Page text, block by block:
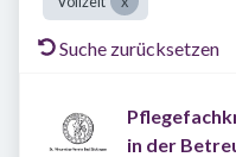
Suche zurücksetzen
Pflegefachkraft
in der